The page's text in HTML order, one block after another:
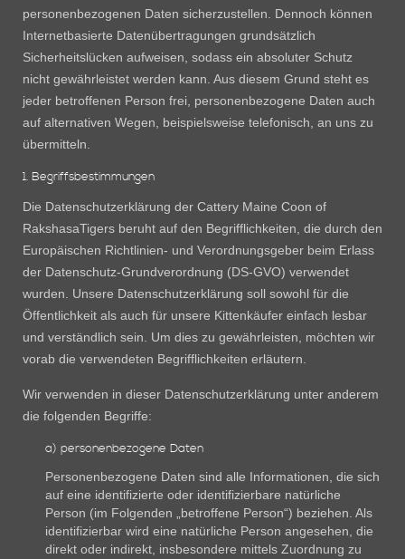
personenbezogenen Daten sicherzustellen. Dennoch können
Internetbasierte Datenübertragungen grundsätzlich
Sicherheitslücken aufweisen, sodass ein absoluter Schutz
nicht gewährleistet werden kann. Aus diesem Grund steht es
jeder betroffenen Person frei, personenbezogene Daten auch
auf alternativen Wegen, beispielsweise telefonisch, an uns zu
übermitteln.
1. Begriffsbestimmungen
Die Datenschutzerklärung der Cattery Maine Coon of
RakshasaTigers beruht auf den Begrifflichkeiten, die durch den
Europäischen Richtlinien- und Verordnungsgeber beim Erlass
der Datenschutz-Grundverordnung (DS-GVO) verwendet
wurden. Unsere Datenschutzerklärung soll sowohl für die
Öffentlichkeit als auch für unsere Kittenkäufer einfach lesbar
und verständlich sein. Um dies zu gewährleisten, möchten wir
vorab die verwendeten Begrifflichkeiten erläutern.
Wir verwenden in dieser Datenschutzerklärung unter anderem
die folgenden Begriffe:
a) personenbezogene Daten
Personenbezogene Daten sind alle Informationen, die sich
auf eine identifizierte oder identifizierbare natürliche
Person (im Folgenden „betroffene Person“) beziehen. Als
identifizierbar wird eine natürliche Person angesehen, die
direkt oder indirekt, insbesondere mittels Zuordnung zu